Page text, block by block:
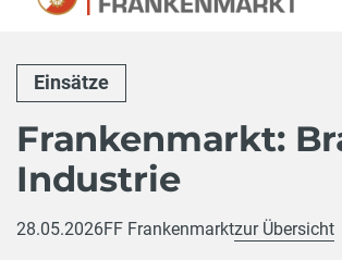
Einsätze
Frankenmarkt:
Industrie
28.05.2026FF Frankenmarktzur Übersicht